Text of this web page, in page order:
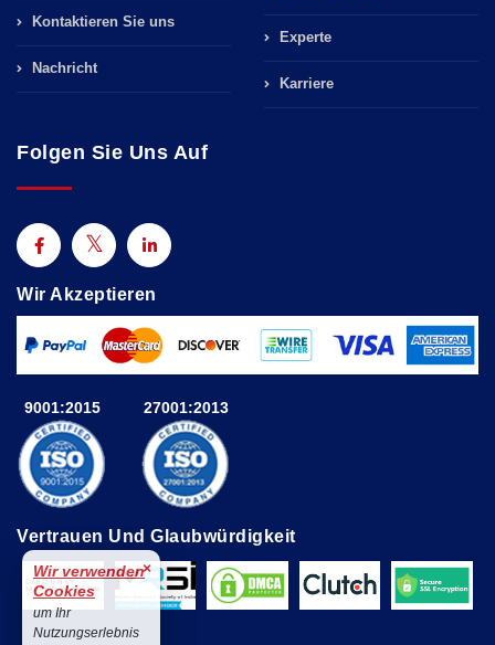
Kontaktieren Sie uns
Nachricht
Experte
Karriere
Folgen Sie Uns Auf
Wir Akzeptieren
9001:2015 27001:2013
Vertrauen Und Glaubwürdigkeit
Wir verwenden
Cookies
×
um Ihr
Nutzungserlebnis